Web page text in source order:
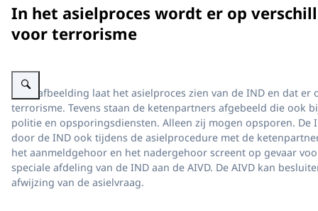
In het asielproces wordt er op
voor terrorisme
Vergroot afbeelding Schematische weergave van het asielproces van de
Deze afbeelding laat het asielproces zien van de IND en dat
terrorisme. Tevens staan de ketenpartners afgebeeld die ook
politie en opsporingsdiensten. Alleen zij mogen opsporen.
door de IND ook tijdens de asielprocedure met de
het aanmeldgehoor en het nadergehoor screent op gevaar
speciale afdeling van de IND aan de AIVD. De AIVD kan
afwijzing van de asielvraag.